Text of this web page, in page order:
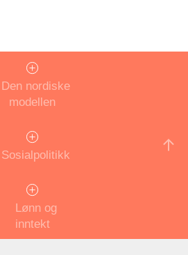
Den nordiske
modellen
Sosialpolitikk
Lønn og
inntekt